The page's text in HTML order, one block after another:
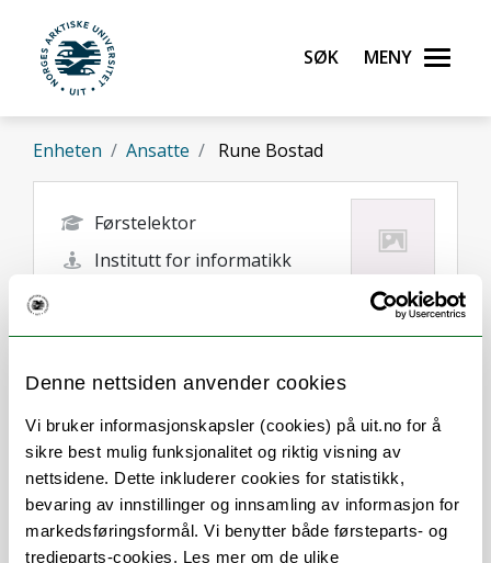
Denne nettsiden anvender cookies
Vi bruker informasjonskapsler (cookies) på uit.no for å
sikre best mulig funksjonalitet og riktig visning av
nettsidene. Dette inkluderer cookies for statistikk,
bevaring av innstillinger og innsamling av informasjon for
markedsføringsformål. Vi benytter både førsteparts- og
tredjeparts-cookies. Les mer om de ulike
Gå til hovedinnhold
UiT Norges arktiske universitet
Søk Meny
Enheten Ansatte Rune Bostad
Førstelektor
Institutt for informatikk
Mo i Rana
Om
Forskning og undervisning
Publikasjoner